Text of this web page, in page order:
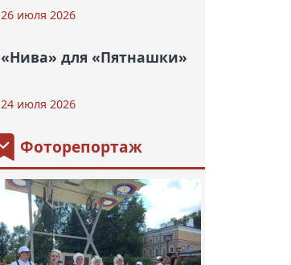
26 июля 2026
«Нива» для «Пятнашки»
24 июля 2026
Фоторепортаж